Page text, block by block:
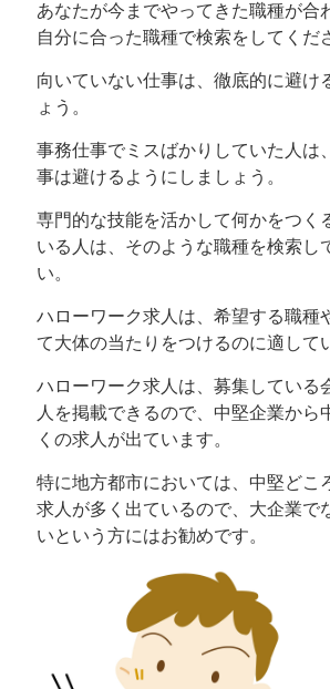
あなたが今までやってきた職種が合
自分に合った職種で検索をしてくだ
向いていない仕事は、徹底的に避け
ょう。
事務仕事でミスばかりしていた人は
事は避けるようにしましょう。
専門的な技能を活かして何かをつく
いる人は、そのような職種を検索し
い。
ハローワーク求人は、希望する職種
て大体の当たりをつけるのに適して
ハローワーク求人は、募集している
人を掲載できるので、中堅企業から
くの求人が出ています。
特に地方都市においては、中堅どこ
求人が多く出ているので、大企業で
いという方にはお勧めです。